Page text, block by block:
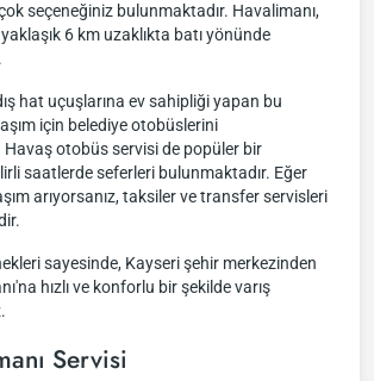
seçeneğiniz bulunmaktadır. Havalimanı,
6 km uzaklıkta batı yönünde
hat uçuşlarına ev sahipliği yapan bu
için belediye otobüslerini
otobüs servisi de popüler bir
saatlerde seferleri bulunmaktadır. Eğer
arıyorsanız, taksiler ve transfer servisleri
sayesinde, Kayseri şehir merkezinden
hızlı ve konforlu bir şekilde varış
Servisi